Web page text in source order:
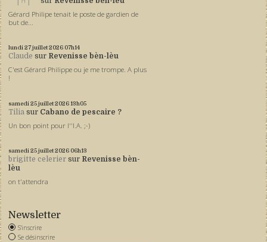
Gérard Philipe tenait le poste de gardien de
but de...
lundi 27juillet 2026 07h14
Claude sur Revenisse bèn-lèu
C'est Gérard Philippe ou je me trompe. A plus
!
samedi 25juillet 202613h05
Tilia sur Cabano de pescaire ?
Un bon point pour l''I.A. ;-)
samedi 25juillet 2026 06h13
brigitte celerier sur Revenisse bèn-
lèu
on t'attendra
Newsletter
S'inscrire
Se désinscrire